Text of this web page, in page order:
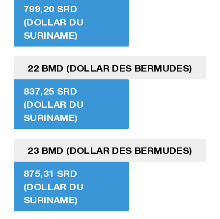
799,20 SRD
(DOLLAR DU
SURINAME)
22 BMD (DOLLAR DES BERMUDES)
837,25 SRD
(DOLLAR DU
SURINAME)
23 BMD (DOLLAR DES BERMUDES)
875,31 SRD
(DOLLAR DU
SURINAME)